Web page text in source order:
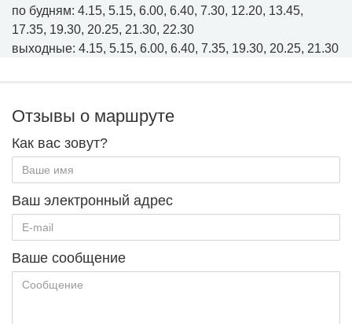
по будням: 4.15, 5.15, 6.00, 6.40, 7.30, 12.20, 13.45,
17.35, 19.30, 20.25, 21.30, 22.30
выходные: 4.15, 5.15, 6.00, 6.40, 7.35, 19.30, 20.25, 21.30
Отзывы о маршруте
Как вас зовут?
Ваш электронный адрес
Ваше сообщение